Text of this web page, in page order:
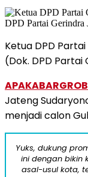
Ketua DPD
(Dok. DPD
Jateng
menjadi calon
Yuks, dukung
ini dengan bikin
asal-usul kota,